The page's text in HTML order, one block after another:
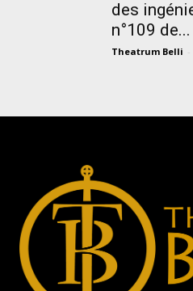
des
n°109 de...
Theatrum Belli -